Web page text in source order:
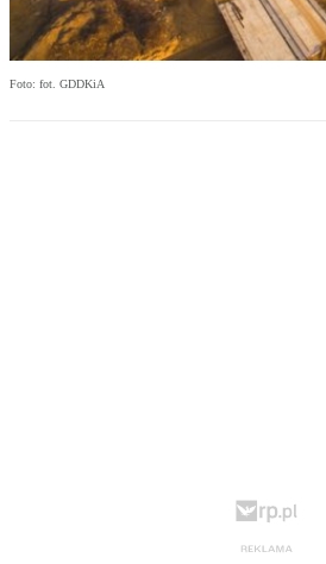
Foto: fot. GDDKiA